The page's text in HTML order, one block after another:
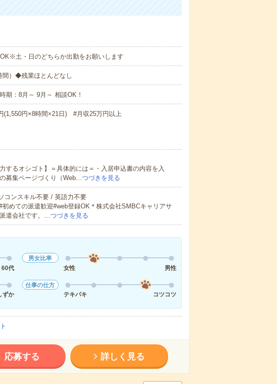
土・日のどちらか出勤をお願いします
間）◆残業ほとんどなし
：8月～ 9月～ 相談OK！
(1,550円×8時間×21日) #月収25万円以上
するオシゴト】＝具体的には＝・入居申込書の内容を入
募集ページづくり（Web…つづきを見る
コンスキル不要 / 英語力不要
初めての派遣歓迎#web登録OK＊株式会社SMBCキャリアサ
遣会社です。…つづきを見る
60代
男女比率
女性
男性
ずか
仕事の仕方
テキパキ
コツコツ
応募する 詳しく見る